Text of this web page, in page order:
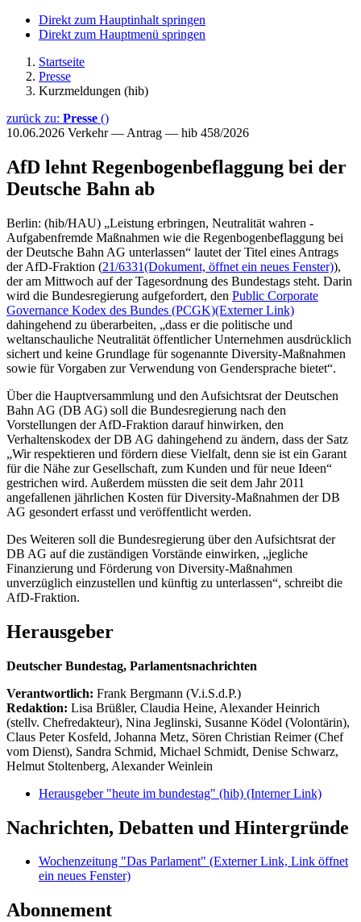
Direkt zum Hauptinhalt springen
Direkt zum Hauptmenü springen
Startseite
Presse
Kurzmeldungen (hib)
zurück zu: Presse ()
10.06.2026 Verkehr — Antrag — hib 458/2026
AfD lehnt Regenbogenbeflaggung bei der
Deutsche Bahn ab
Berlin: (hib/HAU) „Leistung erbringen, Neutralität wahren -
Aufgabenfremde Maßnahmen wie die Regenbogenbeflaggung bei
der Deutsche Bahn AG unterlassen“ lautet der Titel eines Antrags
der AfD-Fraktion (21/6331(Dokument, öffnet ein neues Fenster)),
der am Mittwoch auf der Tagesordnung des Bundestags steht. Darin
wird die Bundesregierung aufgefordert, den Public Corporate
Governance Kodex des Bundes (PCGK)(Externer Link)
dahingehend zu überarbeiten, „dass er die politische und
weltanschauliche Neutralität öffentlicher Unternehmen ausdrücklich
sichert und keine Grundlage für sogenannte Diversity-Maßnahmen
sowie für Vorgaben zur Verwendung von Gendersprache bietet“.
Über die Hauptversammlung und den Aufsichtsrat der Deutschen
Bahn AG (DB AG) soll die Bundesregierung nach den
Vorstellungen der AfD-Fraktion darauf hinwirken, den
Verhaltenskodex der DB AG dahingehend zu ändern, dass der Satz
„Wir respektieren und fördern diese Vielfalt, denn sie ist ein Garant
für die Nähe zur Gesellschaft, zum Kunden und für neue Ideen“
gestrichen wird. Außerdem müssten die seit dem Jahr 2011
angefallenen jährlichen Kosten für Diversity-Maßnahmen der DB
AG gesondert erfasst und veröffentlicht werden.
Des Weiteren soll die Bundesregierung über den Aufsichtsrat der
DB AG auf die zuständigen Vorstände einwirken, „jegliche
Finanzierung und Förderung von Diversity-Maßnahmen
unverzüglich einzustellen und künftig zu unterlassen“, schreibt die
AfD-Fraktion.
Herausgeber
Deutscher Bundestag, Parlamentsnachrichten
Verantwortlich: Frank Bergmann (V.i.S.d.P.)
Redaktion: Lisa Brüßler, Claudia Heine, Alexander Heinrich
(stellv. Chefredakteur), Nina Jeglinski, Susanne Ködel (Volontärin),
Claus Peter Kosfeld, Johanna Metz, Sören Christian Reimer (Chef
vom Dienst), Sandra Schmid, Michael Schmidt, Denise Schwarz,
Helmut Stoltenberg, Alexander Weinlein
Herausgeber "heute im bundestag" (hib) (Interner Link)
Nachrichten, Debatten und Hintergründe
Wochenzeitung "Das Parlament" (Externer Link, Link öffnet
ein neues Fenster)
Abonnement